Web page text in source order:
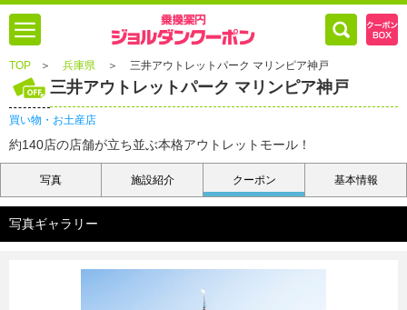
TOP ＞ 兵庫県 ＞ 三井アウトレットパーク マリンピア神戸
三井アウトレットパーク マリンピア神戸
買い物・お土産店
約140店の店舗が立ち並ぶ本格アウトレットモール！
写真 施設紹介 クーポン 基本情報
写真ギャラリー